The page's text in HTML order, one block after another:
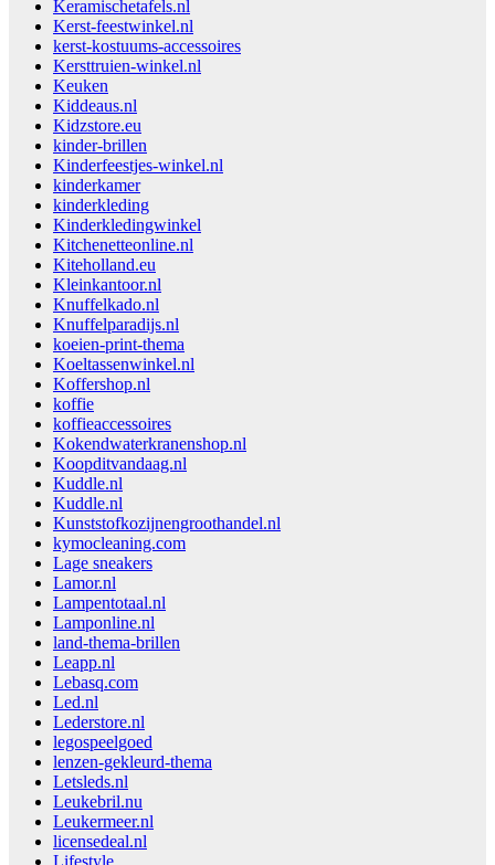
Keramischetafels.nl
Kerst-feestwinkel.nl
kerst-kostuums-accessoires
Kersttruien-winkel.nl
Keuken
Kiddeaus.nl
Kidzstore.eu
kinder-brillen
Kinderfeestjes-winkel.nl
kinderkamer
kinderkleding
Kinderkledingwinkel
Kitchenetteonline.nl
Kiteholland.eu
Kleinkantoor.nl
Knuffelkado.nl
Knuffelparadijs.nl
koeien-print-thema
Koeltassenwinkel.nl
Koffershop.nl
koffie
koffieaccessoires
Kokendwaterkranenshop.nl
Koopditvandaag.nl
Kuddle.nl
Kuddle.nl
Kunststofkozijnengroothandel.nl
kymocleaning.com
Lage sneakers
Lamor.nl
Lampentotaal.nl
Lamponline.nl
land-thema-brillen
Leapp.nl
Lebasq.com
Led.nl
Lederstore.nl
legospeelgoed
lenzen-gekleurd-thema
Letsleds.nl
Leukebril.nu
Leukermeer.nl
licensedeal.nl